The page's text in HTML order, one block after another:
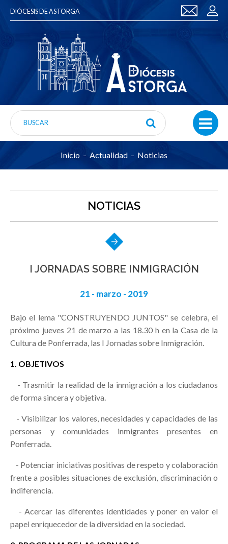
DIÓCESIS DE ASTORGA
Inicio Actualidad Noticias
NOTICIAS
I JORNADAS SOBRE INMIGRACIÓN
21 - marzo - 2019
Bajo el lema "CONSTRUYENDO JUNTOS" se celebra, el
próximo jueves 21 de marzo a las 18.30 h en la Casa de la
Cultura de Ponferrada, las I Jornadas sobre Inmigración.
1. OBJETIVOS
- Trasmitir la realidad de la inmigración a los ciudadanos
de forma sincera y objetiva.
- Visibilizar los valores, necesidades y capacidades de las
personas y comunidades inmigrantes presentes en
Ponferrada.
- Potenciar iniciativas positivas de respeto y colaboración
frente a posibles situaciones de exclusión, discriminación o
indiferencia.
- Acercar las diferentes identidades y poner en valor el
papel enriquecedor de la diversidad en la sociedad.